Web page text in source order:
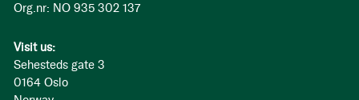
Org.nr: NO 935 302 137
Visit us:
Sehesteds gate 3
0164 Oslo